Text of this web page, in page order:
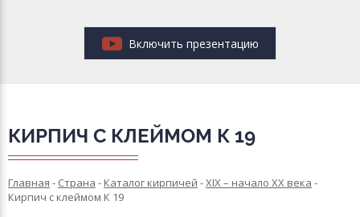
Включить презентацию
КИРПИЧ С КЛЕЙМОМ К 19
Главная - Страна - Каталог кирпичей -XIX – начало XX века -
Кирпич с клеймом К 19